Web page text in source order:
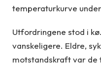
temperaturkurve
Utfordringene stod i
vanskeligere. Eldre,
motstandskraft var de